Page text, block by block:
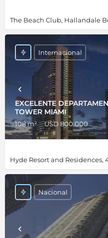
EXCELENTE
TOWER MIAMI
108 m² USD 800.000
Internacional
Nacional